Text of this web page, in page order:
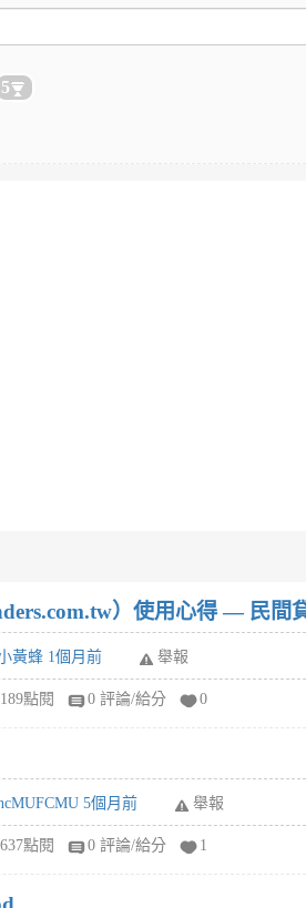
5
）使用心得 — 民間
黃蜂 1個月前 舉報
189點閱 0 評論/給分 0
5個月前 舉報
637點閱 0 評論/給分 1